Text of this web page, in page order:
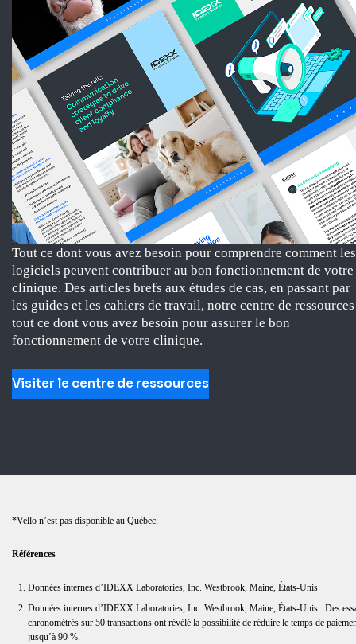
Tout ce dont vous avez besoin pour comprendre comment les
logiciels peuvent contribuer au bon fonctionnement de votre
clinique. Des articles brefs aux études de cas, en passant par
les guides et les cahiers de travail, notre centre de
tout ce dont vous avez besoin pour assurer le bon
fonctionnement de votre clinique.
Visiter le centre de ressources
*Vello n’est pas disponible au Québec.
Références
Données internes d’IDEXX Laboratories, Inc. Westbrook, Maine, États-Unis
Données internes d’IDEXX Laboratories, Inc. Westbrook, Maine, États-Unis : Des
chronométrés sur 50 transactions ont révélé la possibilité de réduire le temps de
jusqu’à 90 %.